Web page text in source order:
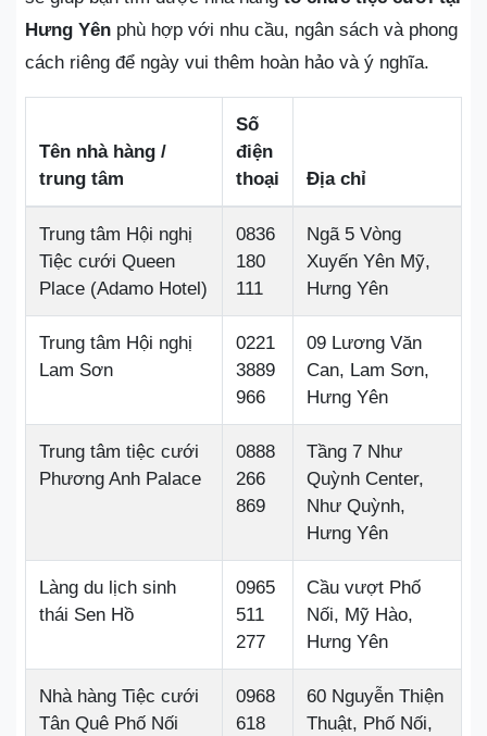
Hưng Yên phù hợp với nhu cầu, ngân sách và phong
cách riêng để ngày vui thêm hoàn hảo và ý nghĩa.
Tên nhà hàng /
trung tâm
Số
điện
thoại
Địa chỉ
Trung tâm Hội nghị
Tiệc cưới Queen
Place (Adamo Hotel)
0836
180
111
Ngã 5 Vòng
Xuyến Yên Mỹ,
Hưng Yên
Trung tâm Hội nghị
Lam Sơn
0221
3889
966
09 Lương Văn
Can, Lam Sơn,
Hưng Yên
Trung tâm tiệc cưới
Phương Anh Palace
0888
266
869
Tầng 7 Như
Quỳnh Center,
Như Quỳnh,
Hưng Yên
Làng du lịch sinh
thái Sen Hồ
0965
511
277
Cầu vượt Phố
Nối, Mỹ Hào,
Hưng Yên
Nhà hàng Tiệc cưới
Tân Quê Phố Nối
0968
618
60 Nguyễn Thiện
Thuật, Phố Nối,